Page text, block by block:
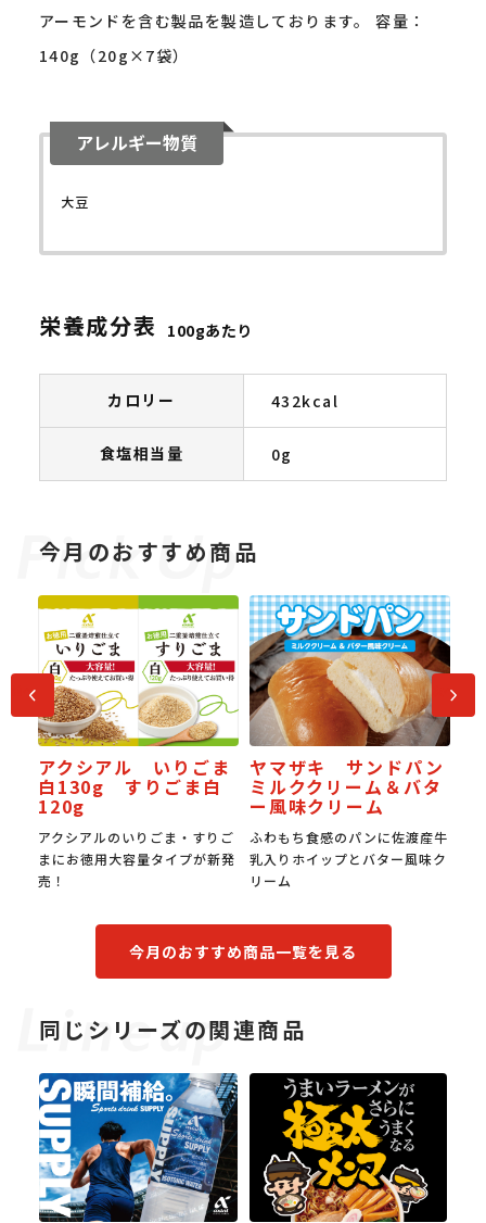
アーモンドを含む製品を製造しております。 容量：
140g（20g×7袋）
アレルギー物質
大豆
栄養成分表 100gあたり
カロリー 432kcal
食塩相当量 0g
今月のおすすめ商品
前へ
アクシアル いりごま
白130g すりごま白
120g
アクシアルのいりごま・すりご
まにお徳用大容量タイプが新発
売！
ヤマザキ サンドパン
ミルククリーム＆バタ
ー風味クリーム
ふわもち食感のパンに佐渡産牛
乳入りホイップとバター風味ク
リーム
次へ
今月のおすすめ商品一覧を見る
同じシリーズの関連商品